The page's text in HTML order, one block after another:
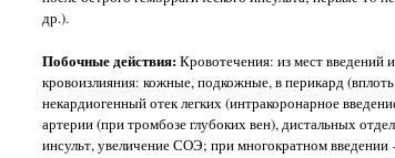
др.).
Побочные действия:Кровотечения: из мест введений
кровоизлияния: кожные, подкожные, в перикард
некардиогенный отек легких (интракоронарное
артерии (при тромбозе глубоких вен), дистальных
инсульт, увеличение СОЭ; при многократном